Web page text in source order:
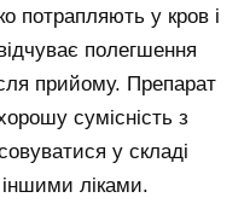
потрапляють у кров і
полегшення
прийому. Препарат
сумісність з
у складі
іншими ліками.